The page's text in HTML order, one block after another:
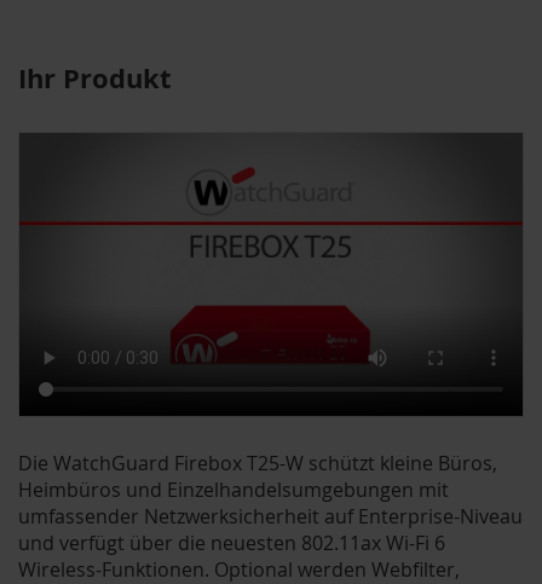
Ihr Produkt
Die WatchGuard Firebox T25-W schützt kleine Büros,
Heimbüros und Einzelhandelsumgebungen mit
umfassender Netzwerksicherheit auf Enterprise-Niveau
und verfügt über die neuesten 802.11ax Wi-Fi 6
Wireless-Funktionen. Optional werden Webfilter,